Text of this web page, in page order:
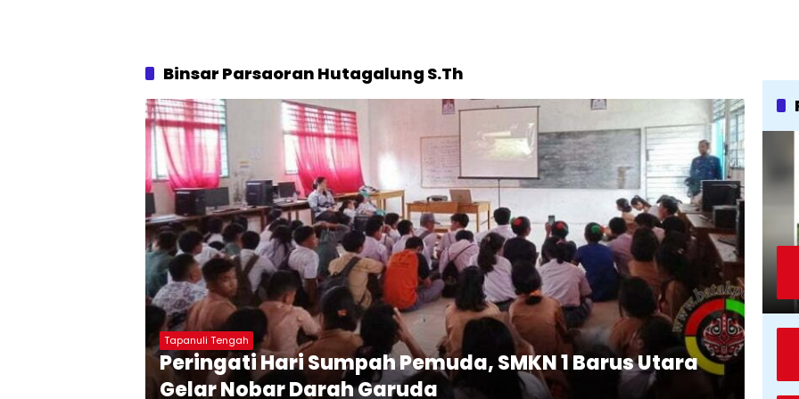
Binsar Parsaoran Hutagalung S.Th
Tapanuli Tengah
Peringati Hari Sumpah Pemuda, SMKN 1 Barus Utara
Gelar Nobar Darah Garuda